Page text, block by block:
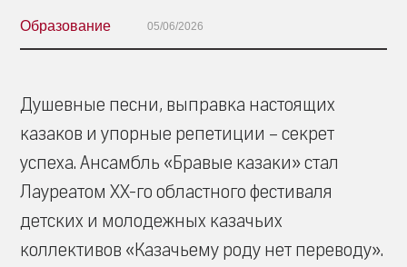
Образование 05/06/2026
Душевные песни, выправка настоящих
казаков и упорные репетиции – секрет
успеха. Ансамбль «Бравые казаки» стал
Лауреатом XX-го областного фестиваля
детских и молодежных казачьих
коллективов «Казачьему роду нет переводу».